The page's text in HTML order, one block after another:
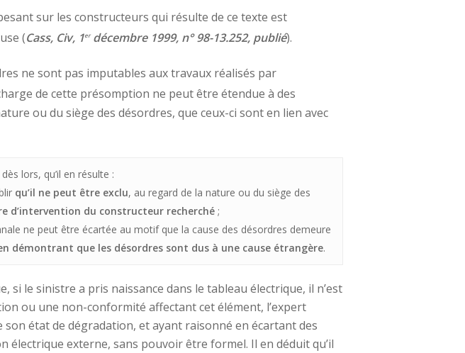
sur les constructeurs qui résulte de ce texte est
(Cass, Civ, 1erdécembre 1999, n° 98-13.252, publié).
ne sont pas imputables aux travaux réalisés par
de cette présomption ne peut être étendue à des
ou du siège des désordres, que ceux-ci sont en lien avec
lors, qu’il en résulte :
qu’il ne peut être exclu, au regard de la nature ou du siège des
d’intervention du constructeur recherché ;
ne peut être écartée au motif que la cause des désordres demeure
démontrant que les désordres sont dus à une cause étrangère.
si le sinistre a pris naissance dans le tableau électrique, il n’est
ou une non-conformité affectant cet élément, l’expert
état de dégradation, et ayant raisonné en écartant des
électrique externe, sans pouvoir être formel. Il en déduit qu’il